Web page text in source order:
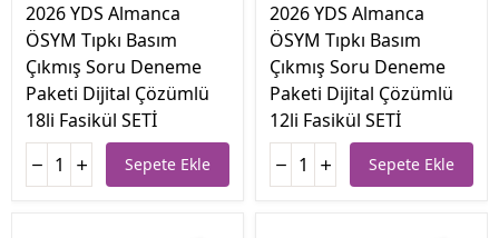
2026 YDS Almanca
ÖSYM Tıpkı Basım
Çıkmış Soru Deneme
Paketi Dijital Çözümlü
18li Fasikül SETİ
Sepete Ekle
2026 YDS Almanca
ÖSYM Tıpkı Basım
Çıkmış Soru Deneme
Paketi Dijital Çözümlü
12li Fasikül SETİ
Sepete Ekle